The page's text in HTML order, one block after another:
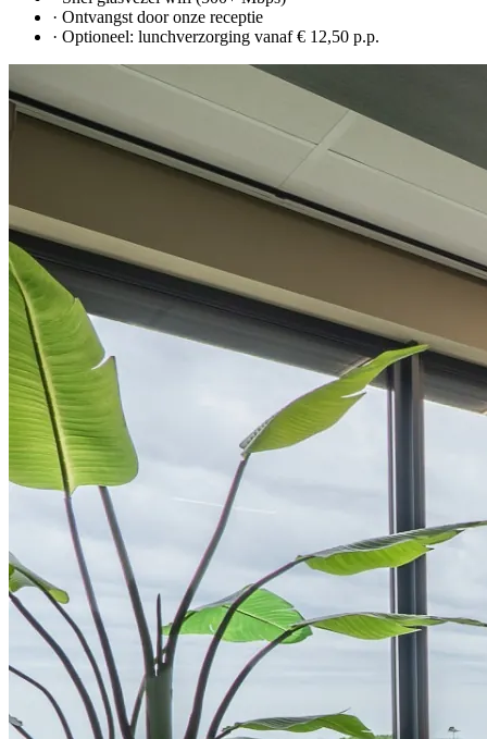
· Ontvangst door onze receptie
· Optioneel: lunchverzorging vanaf € 12,50 p.p.